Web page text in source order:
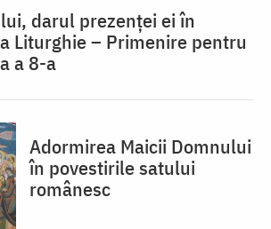
darul prezenței ei în
Liturghie – Primenire pentru
a 8-a
Adormirea Maicii Domnului
în povestirile satului
românesc